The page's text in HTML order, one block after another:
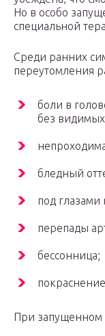
Но в особо
специальной
Среди ранних
переутомления
боли в
без
бледный
под глазами
перепады
бессонница;
При запущенном